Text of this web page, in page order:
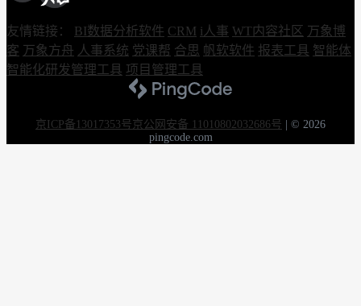
友情链接： BI数据分析软件 CRM i人事 WT内容社区 万象博
客 万象方舟 人事系统 党课帮 合思 帆软软件 报表工具 智能体
智能化研发管理工具 项目管理工具
京ICP备13017353号京公网安备 11010802032686号
© 2026
pingcode.com